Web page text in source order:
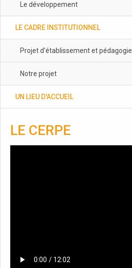
Le développement
LE CADRE INSTITUTIONNEL
Projet d'établissement et pédagogie
Notre projet
UN LIEU D'ACCUEIL
LE CERPE